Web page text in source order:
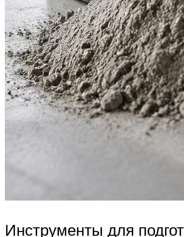
Инструменты для